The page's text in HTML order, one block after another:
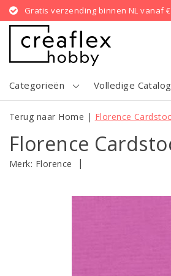
Gratis verzending binnen NL vanaf
Categorieën Volledige
Terug naar Home | Florence
Florence
Merk: Florence |